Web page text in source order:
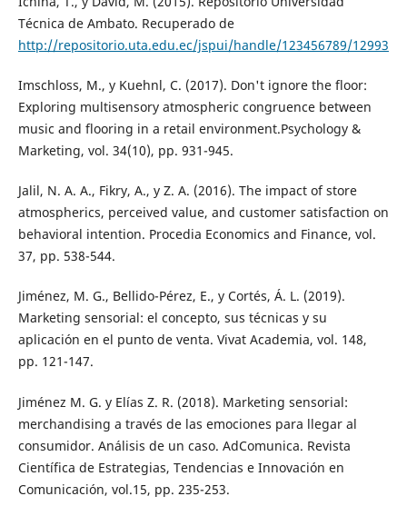
Técnica de Ambato. Recuperado de
http://repositorio.uta.edu.ec/jspui/handle/123456789/12993
Imschloss, M., y Kuehnl, C. (2017). Don't ignore the floor:
Exploring multisensory atmospheric congruence between
music and flooring in a retail environment.Psychology &
Marketing, vol. 34(10), pp. 931-945.
Jalil, N. A. A., Fikry, A., y Z. A. (2016). The impact of store
atmospherics, perceived value, and customer satisfaction on
behavioral intention. Procedia Economics and Finance, vol.
37, pp. 538-544.
Jiménez, M. G., Bellido-Pérez, E., y Cortés, Á. L. (2019).
Marketing sensorial: el concepto, sus técnicas y su
aplicación en el punto de venta. Vivat Academia, vol. 148,
pp. 121-147.
Jiménez M. G. y Elías Z. R. (2018). Marketing sensorial:
merchandising a través de las emociones para llegar al
consumidor. Análisis de un caso. AdComunica. Revista
Científica de Estrategias, Tendencias e Innovación en
Comunicación, vol.15, pp. 235-253.